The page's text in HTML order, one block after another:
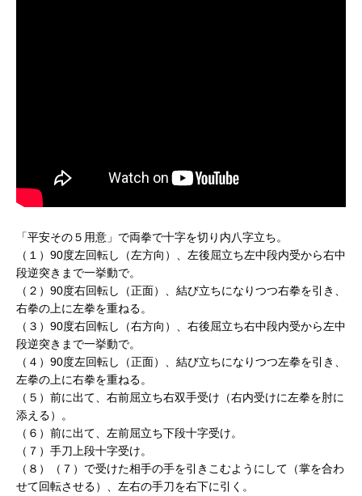
「平安その５用意」で両拳で十字を切り内八字立ち。
（１）90度左回転し（左方向）、左後屈立ち左中段内受から右中
段逆突きまで一挙動で。
（２）90度右回転し（正面）、結び立ちになりつつ右拳を引き、
右拳の上に左拳を重ねる。
（３）90度右回転し（右方向）、右後屈立ち右中段内受から左中
段逆突きまで一挙動で。
（４）90度左回転し（正面）、結び立ちになりつつ左拳を引き、
左拳の上に右拳を重ねる。
（５）前に出て、右前屈立ち右双手受け（右内受けに左拳を肘に
添える）。
（６）前に出て、左前屈立ち下段十字受け。
（７）手刀上段十字受け。
（８）（７）で受けた相手の手を引きこむようにして（掌を合わ
せて回転させる）、左右の手刀を右下に引く。